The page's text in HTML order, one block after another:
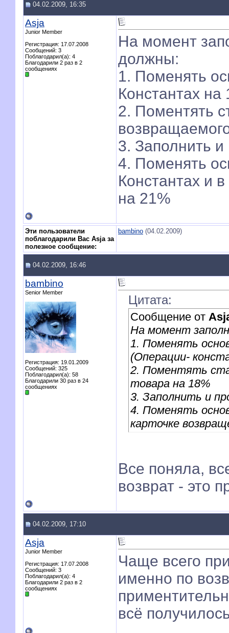
04.02.2009, 16:35
Asja
Junior Member
Регистрация: 17.07.2008
Сообщений: 3
Поблагодарил(а): 4
Благодарили 2 раз в 2
сообщениях
На момент
должны:
1. Поменять
Константах
2. Поментять
3. Заполнить и
4. Поменять
Константах и
на 21%
Эти пользователи
поблагодарили Вас Asja за
полезное сообщение:
bambino (04.02.2009)
04.02.2009, 16:46
bambino
Senior Member
Регистрация: 19.01.2009
Сообщений: 325
Поблагодарил(а): 58
Благодарили 30 раз в 24
сообщениях
Цитата:
Сообщение от
На момент
1. Поменять
(Операции-
2. Поментять
товара на 18%
3. Заполнить и
4. Поменять
карточке
Все поняла,
возврат - это
04.02.2009, 17:10
Asja
Junior Member
Регистрация: 17.07.2008
Сообщений: 3
Поблагодарил(а): 4
Благодарили 2 раз в 2
сообщениях
Чаще всего
именно по
всё